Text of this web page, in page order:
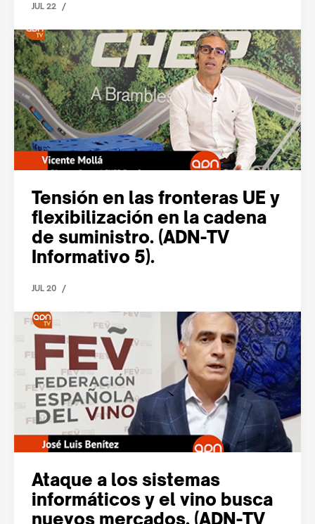
JUL 22 /
Tensión en las fronteras UE y
flexibilización en la cadena
de suministro. (ADN-TV
Informativo 5).
JUL 20 /
Ataque a los sistemas
informáticos y el vino busca
nuevos mercados. (ADN-TV